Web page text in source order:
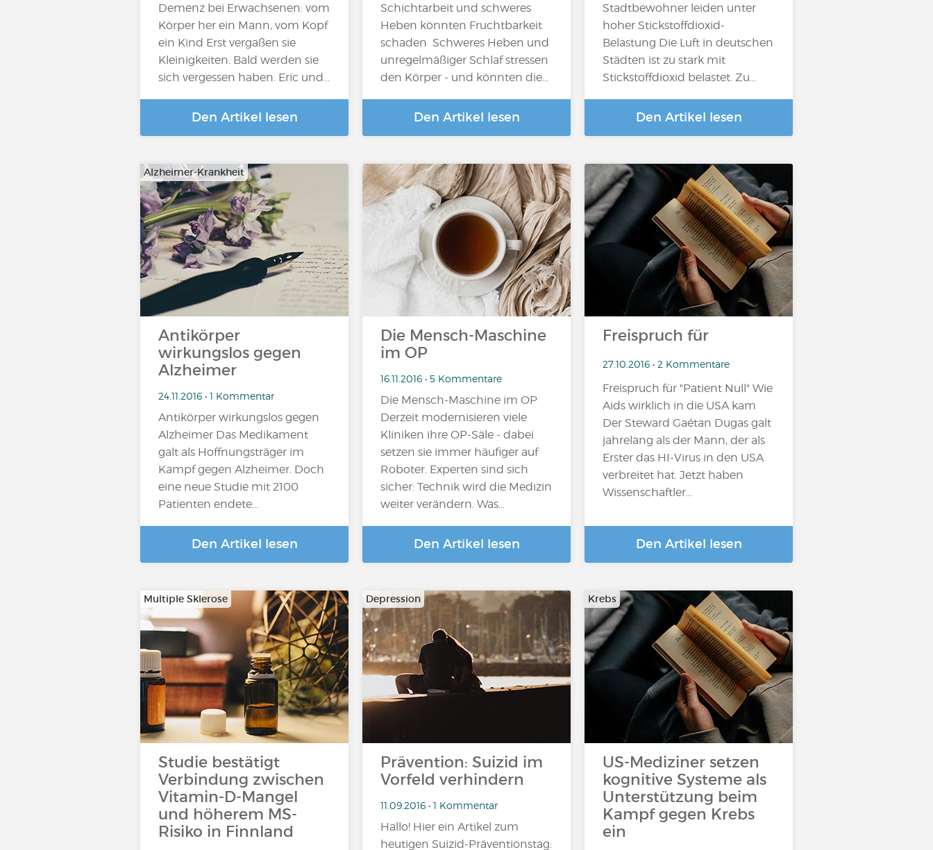
Demenz bei Erwachsenen: vom
Körper her ein Mann, vom Kopf
ein Kind Erst vergaßen sie
Kleinigkeiten. Bald werden sie
sich vergessen haben. Eric und…
Den Artikel lesen
Schichtarbeit und schweres
Heben könnten Fruchtbarkeit
schaden Schweres Heben und
unregelmäßiger Schlaf stressen
den Körper - und könnten die…
Den Artikel lesen
Stadtbewohner leiden unter
hoher Stickstoffdioxid-
Belastung Die Luft in deutschen
Städten ist zu stark mit
Stickstoffdioxid belastet. Zu…
Den Artikel lesen
Alzheimer-Krankheit
Antikörper
wirkungslos gegen
Alzheimer
24.11.2016 • 1 Kommentar
Antikörper wirkungslos gegen
Alzheimer Das Medikament
galt als Hoffnungsträger im
Kampf gegen Alzheimer. Doch
eine neue Studie mit 2100
Patienten endete…
Den Artikel lesen
Die Mensch-Maschine
im OP
16.11.2016 • 5 Kommentare
Die Mensch-Maschine im OP
Derzeit modernisieren viele
Kliniken ihre OP-Säle - dabei
setzen sie immer häufiger auf
Roboter. Experten sind sich
sicher: Technik wird die Medizin
weiter verändern. Was...
Den Artikel lesen
Freispruch für
27.10.2016 • 2 Kommentare
Freispruch für "Patient Null" Wie
Aids wirklich in die USA kam
Der Steward Gaétan Dugas galt
jahrelang als der Mann, der als
Erster das HI-Virus in den USA
verbreitet hat. Jetzt haben
Wissenschaftler...
Den Artikel lesen
Multiple Sklerose
Studie bestätigt
Verbindung zwischen
Vitamin-D-Mangel
und höherem MS-
Risiko in Finnland
Depression
Prävention: Suizid im
Vorfeld verhindern
11.09.2016 • 1 Kommentar
Hallo! Hier ein Artikel zum
heutigen Suizid-Präventionstag:
Krebs
US-Mediziner setzen
kognitive Systeme als
Unterstützung beim
Kampf gegen Krebs
ein